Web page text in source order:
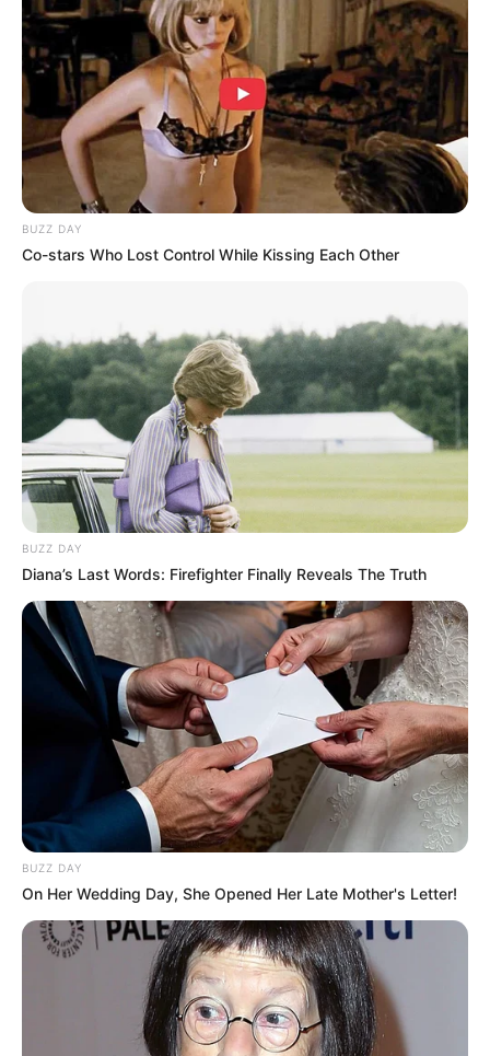
Quotes
Jangan menjatuhkan orang lain hanya untuk dirimu
terlihat lebih baik. Jadilah terang tanpa harus
meredupkan cahaya lain
Foto- foto Wika Salim
1. Terkenal mempunyai bentuk badan yang bagus
(foto: instagram/wikasalim)
2. Potret liburannya di luar negeri
BUZZ DAY
Co-stars Who Lost Control While Kissing Each Other
BUZZ DAY
Diana’s Last Words: Firefighter Finally Reveals The Truth
BUZZ DAY
On Her Wedding Day, She Opened Her Late Mother's Letter!